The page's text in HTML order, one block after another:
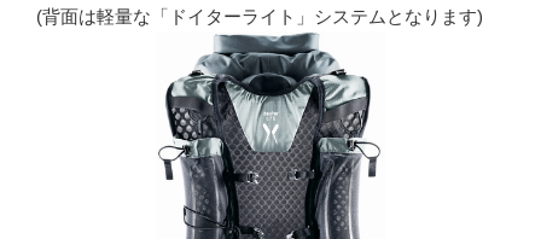
(背面は軽量な「ドイターライト」システムとなります)